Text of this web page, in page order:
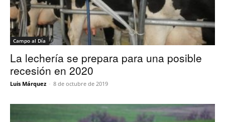
Campo al Día
La lechería se prepara para una posible
recesión en 2020
Luis Márquez - 8 de octubre de 2019